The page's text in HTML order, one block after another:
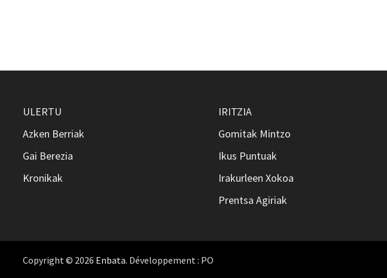
ULERTU
Azken Berriak
Gai Berezia
Kronikak
IRITZIA
Gomitak Mintzo
Ikus Puntuak
Irakurleen Xokoa
Prentsa Agiriak
Copyright © 2026 Enbata. Développement : PO